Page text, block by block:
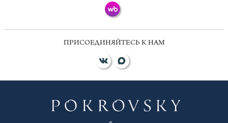
ПРИСОЕДИНЯЙТЕСЬ К НАМ